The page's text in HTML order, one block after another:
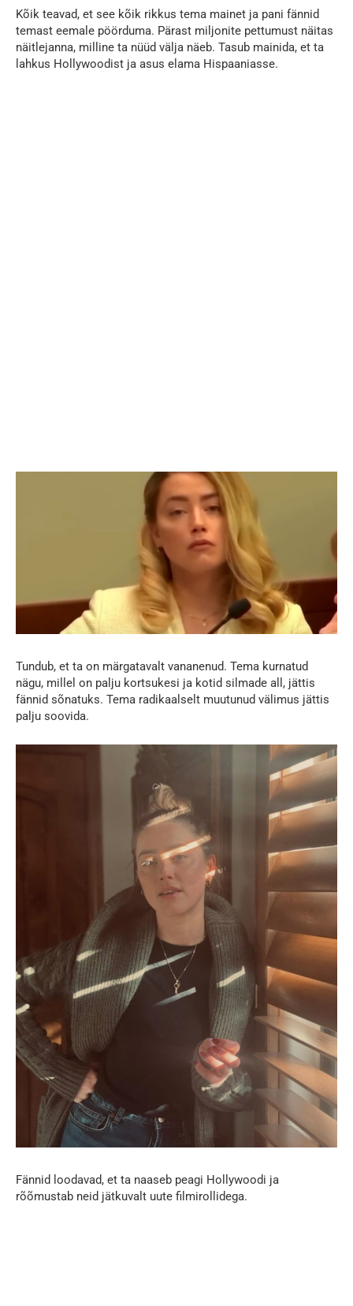
Kõik teavad, et see kõik rikkus tema mainet ja pani fännid
temast eemale pöörduma. Pärast miljonite pettumust näitas
näitlejanna, milline ta nüüd välja näeb. Tasub mainida, et ta
lahkus Hollywoodist ja asus elama Hispaaniasse.
Tundub, et ta on märgatavalt vananenud. Tema kurnatud
nägu, millel on palju kortsukesi ja kotid silmade all, jättis
fännid sõnatuks. Tema radikaalselt muutunud välimus jättis
palju soovida.
Fännid loodavad, et ta naaseb peagi Hollywoodi ja
rõõmustab neid jätkuvalt uute filmirollidega.